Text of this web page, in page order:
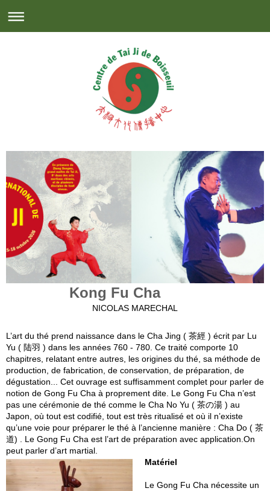
Kong Fu Cha
NICOLAS MARECHAL
L’art du thé prend naissance dans le Cha Jing ( 茶經 ) écrit par Lu
Yu ( 陆羽 ) dans les années 760 - 780. Ce traité comporte 10
chapitres, relatant entre autres, les origines du thé, sa méthode de
production, de fabrication, de conservation, de préparation, de
dégustation... Cet ouvrage est suffisamment complet pour parler de
notion de Gong Fu Cha à proprement dite. Le Gong Fu Cha n’est
pas une cérémonie de thé comme le Cha No Yu ( 茶の湯 ) au
Japon, où tout est codifié, tout est très ritualisé et où il n’existe
qu’une voie pour préparer le thé à l’ancienne manière : Cha Do ( 茶
道) . Le Gong Fu Cha est l’art de préparation avec application.On
peut parler d’art martial.
Matériel
Le Gong Fu Cha nécessite un